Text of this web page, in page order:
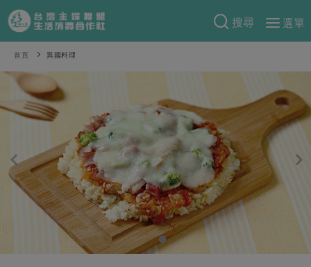
搜尋
選單
產品分類
當季蔬果
一籃菜 當令水果
蕈菇類
辛香料類
奶蛋豆・五穀
乳製品
米麵雜糧
食譜料理
食材
麵食
肉食
特別企畫
預購活動
把最好的台灣味帶回家！
防災用品預購圓滿結束
2026年端午節預購圓滿結束
更多預購活動
綠主張
觀點文章
主婦食堂 一籃菜真心話
合作聯合國
關於合作社
認識合作社
關於我們
重要公告
首頁 異國料理